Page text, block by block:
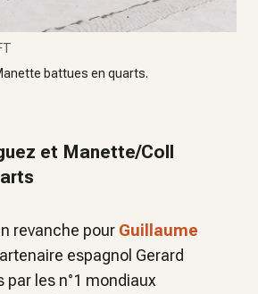
battues en quarts.
et Manette/Coll
revanche pour Guillaume
espagnol Gerard
par les n°1 mondiaux